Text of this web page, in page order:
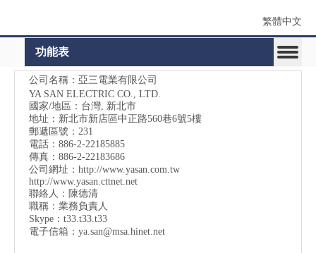
繁體中文
功能表
公司名稱：亞三電業有限公司
YA SAN ELECTRIC CO., LTD.
國家/地區：台灣, 新北市
地址： 新北市新店區中正路560巷6號5樓
郵遞區號：231
電話：886-2-22185885
傳真：886-2-22183686
公司網址： http://www.yasan.com.tw
http://www.yasan.cttnet.net
聯絡人：陳德清
職稱：業務負責人
Skype：t33.t33.t33
電子信箱： ya.san@msa.hinet.net